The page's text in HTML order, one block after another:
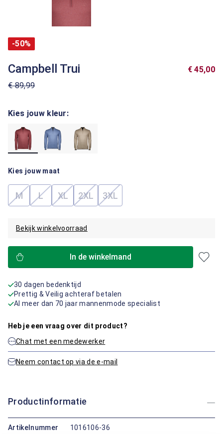
-50%
Campbell Trui
€ 89,99
€ 45,00
Kies jouw kleur:
Kies jouw maat
M(Deze optie is momenteel niet beschikbaar.)
L(Deze optie is momenteel niet beschikbaar.)
XL(Deze optie is momenteel niet beschikbaar.)
2XL(Deze optie is momenteel niet
3XL(Deze optie is momenteel niet
Bekijk winkelvoorraad
In de winkelmand
30 dagen bedenktijd
Prettig & Veilig achteraf betalen
Al meer dan 70 jaar mannenmode specialist
Heb je een vraag over dit product?
Chat met een medewerker
Neem contact op via de e-mail
Productinformatie
Artikelnummer
1016106-36